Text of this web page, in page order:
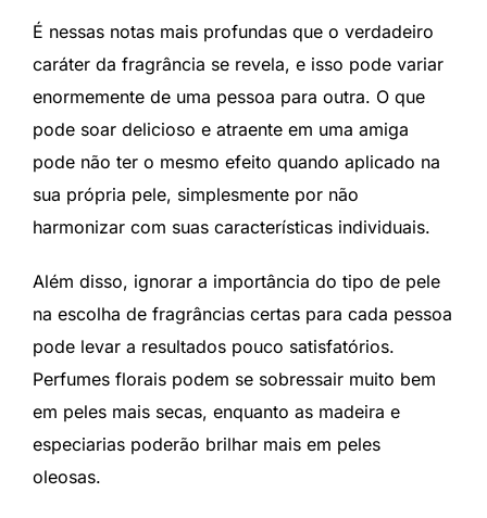
É nessas notas mais profundas que o verdadeiro
caráter da fragrância se revela, e isso pode variar
enormemente de uma pessoa para outra. O que
pode soar delicioso e atraente em uma amiga
pode não ter o mesmo efeito quando aplicado na
sua própria pele, simplesmente por não
harmonizar com suas características individuais.
Além disso, ignorar a importância do tipo de pele
na escolha de fragrâncias certas para cada pessoa
pode levar a resultados pouco satisfatórios.
Perfumes florais podem se sobressair muito bem
em peles mais secas, enquanto as madeira e
especiarias poderão brilhar mais em peles
oleosas.